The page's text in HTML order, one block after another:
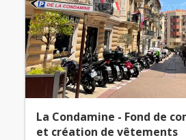
La Condamine - Fond de
et création de vêtements